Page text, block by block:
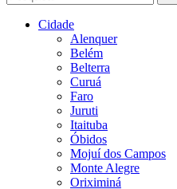
Cidade
Alenquer
Belém
Belterra
Curuá
Faro
Juruti
Itaituba
Óbidos
Mojuí dos Campos
Monte Alegre
Oriximiná